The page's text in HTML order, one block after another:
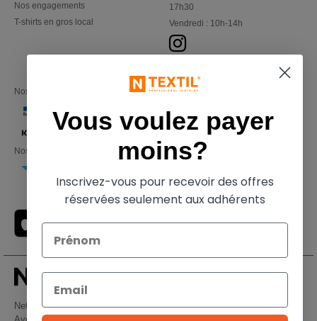
Nos engagements
T-shirts en gros local
17h30
Vendredi : 10h-14h
Nos partenaires financiers
Nos transporteurs
Netenders Belgium SRL
Vous voulez payer
moins?
Inscrivez-vous pour recevoir des offres
réservées seulement aux adhérents